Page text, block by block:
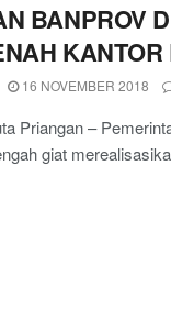
BANPROV
KANTOR
16 NOVEMBER 2018
Priangan –
giat